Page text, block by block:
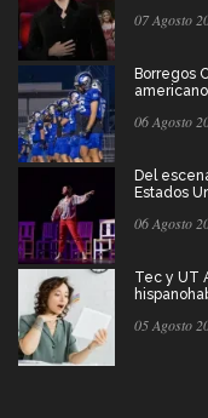
07 Agosto
Borregos
americano
06 Agosto
Del
Estados
06 Agosto
Tec y UT
05 Agosto